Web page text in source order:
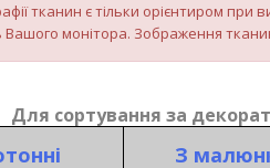
тканин є тільки орієнтиром при
монітора. Зображення
Для сортування за
З